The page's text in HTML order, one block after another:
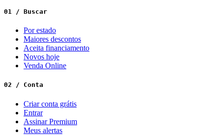
01 / Buscar
Por estado
Maiores descontos
Aceita financiamento
Novos hoje
Venda Online
02 / Conta
Criar conta grátis
Entrar
Assinar Premium
Meus alertas